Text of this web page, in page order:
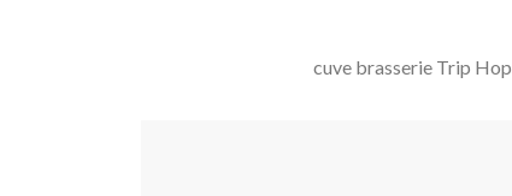
cuve brasserie Trip